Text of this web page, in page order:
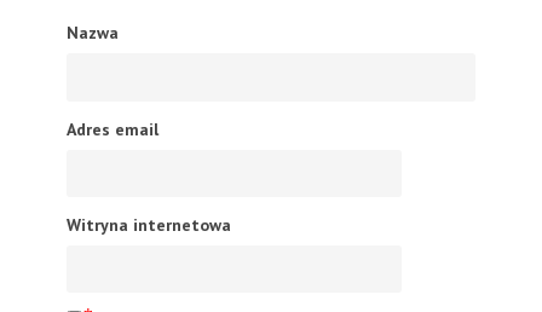
Nazwa
Adres email
Witryna internetowa